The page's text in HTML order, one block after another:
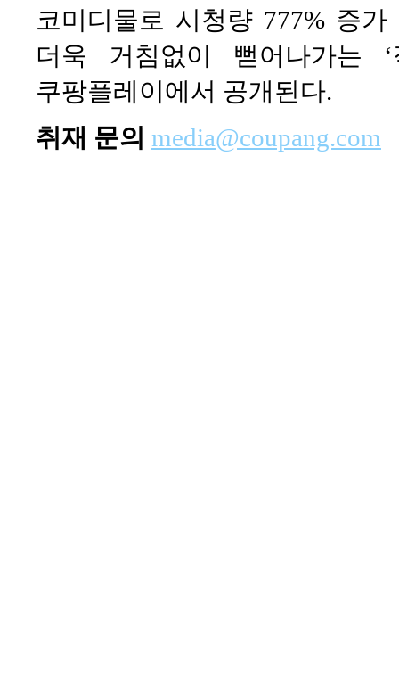
코미디물로 시청량 777% 증
더욱 거침없이 뻗어나가는
쿠팡플레이에서 공개된다.
취재 문의 media@coupang.com